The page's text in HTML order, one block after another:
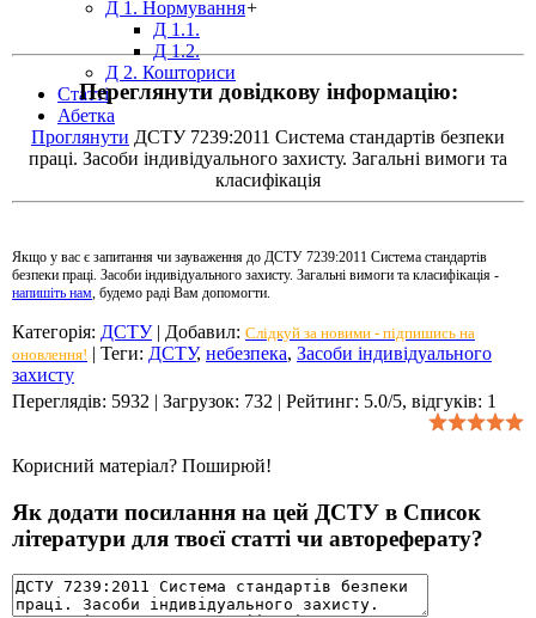
Д 1. Нормування+
Д 1.1.
Д 1.2.
Д 2. Кошториси
Статті
Абетка
Переглянути довідкову інформацію:
Проглянути ДСТУ 7239:2011 Система стандартів безпеки
праці. Засоби індивідуального захисту. Загальні вимоги та
класифікація
Якщо у вас є запитання чи зауваження до ДСТУ 7239:2011 Система стандартів
безпеки праці. Засоби індивідуального захисту. Загальні вимоги та класифікація -
напишіть нам, будемо раді Вам допомогти.
Категорія: ДСТУ| Добавил: Слідкуй за новими - підпишись на
оновлення! | Теги: ДСТУ, небезпека, Засоби індивідуального
захисту
Переглядів: 5932 | Загрузок: 732 | Рейтинг: 5.0/5, відгуків: 1
Корисний матеріал? Поширюй!
Як додати посилання на цей ДСТУ в Список
літератури для твоєї статті чи автореферату?